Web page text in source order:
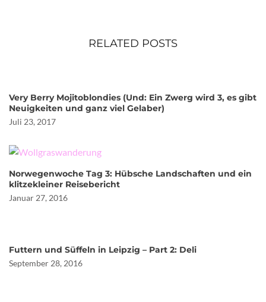
RELATED POSTS
Very Berry Mojitoblondies (Und: Ein Zwerg wird 3, es gibt
Neuigkeiten und ganz viel Gelaber)
Juli 23, 2017
Norwegenwoche Tag 3: Hübsche Landschaften und ein
klitzekleiner Reisebericht
Januar 27, 2016
Futtern und Süffeln in Leipzig – Part 2: Deli
September 28, 2016